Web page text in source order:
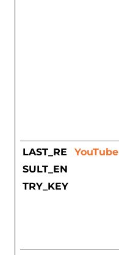
LAST_RE
SULT_EN
TRY_KEY
YouTube